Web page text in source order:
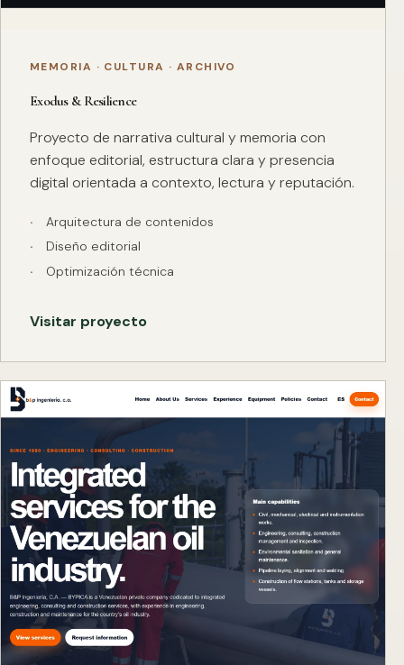
MEMORIA · CULTURA · ARCHIVO
Exodus & Resilience
Proyecto de narrativa cultural y memoria con
enfoque editorial, estructura clara y presencia
digital orientada a contexto, lectura y reputación.
Arquitectura de contenidos
Diseño editorial
Optimización técnica
Visitar proyecto